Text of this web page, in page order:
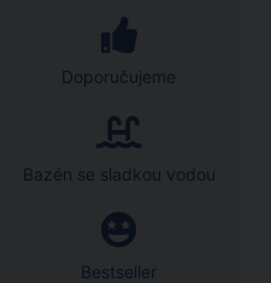
Doporučujeme
Bazén se sladkou vodou
Bestseller